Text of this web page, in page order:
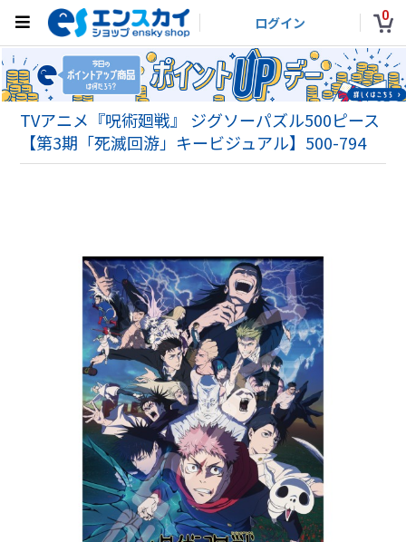
ログイン 0
TVアニメ『呪術廻戦』 ジグソーパズル500ピース
【第3期「死滅回游」キービジュアル】500-794